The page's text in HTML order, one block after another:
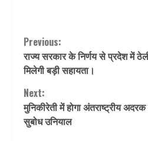
Continue
Reading
Previous:
राज्य सरकार के निर्णय से प्रदेश में
मिलेगी बड़ी सहायता।
Next:
मुनिकीरेती में होगा अंतराष्ट्रीय
सुबोध उनियाल